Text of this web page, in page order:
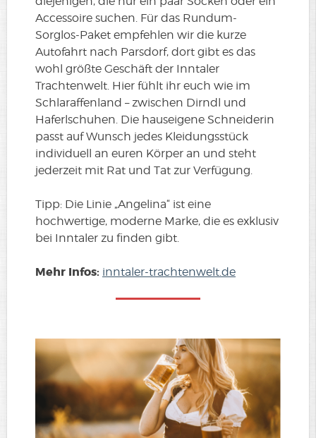
Accessoire suchen. Für das Rundum-
Sorglos-Paket empfehlen wir die kurze
Autofahrt nach Parsdorf, dort gibt es das
wohl größte Geschäft der Inntaler
Trachtenwelt. Hier fühlt ihr euch wie im
Schlaraffenland – zwischen Dirndl und
Haferlschuhen. Die hauseigene Schneiderin
passt auf Wunsch jedes Kleidungsstück
individuell an euren Körper an und steht
jederzeit mit Rat und Tat zur Verfügung.
Tipp: Die Linie „Angelina“ ist eine
hochwertige, moderne Marke, die es exklusiv
bei Inntaler zu finden gibt.
Mehr Infos: inntaler-trachtenwelt.de